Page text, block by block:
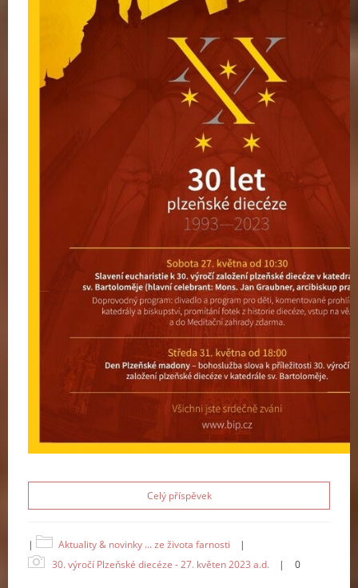
Celý příspěvek
| Aktuality & novinky ... ze života farnosti
|
30. výročí Plzeňské diecéze - 27. květen 2023 a.d.
| 0